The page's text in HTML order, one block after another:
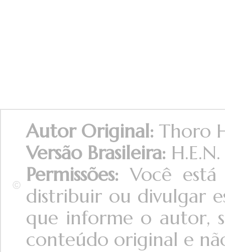
Autor Original: Thoro
Versão Brasileira: H.E.N.
Permissões:Você
distribuir ou divulgar
que informe o autor,
conteúdo original e